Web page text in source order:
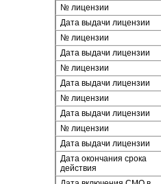
№ лицензии
Дата выдачи лицензии
№ лицензии
Дата выдачи лицензии
№ лицензии
Дата выдачи лицензии
№ лицензии
Дата выдачи лицензии
№ лицензии
Дата выдачи лицензии
Дата окончания срока
действия